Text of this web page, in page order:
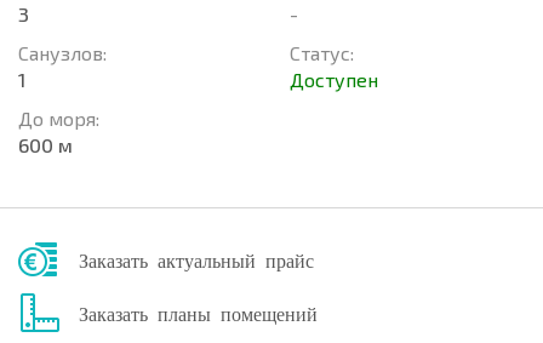
3
Санузлов:
1
До моря:
600 м
-
Статус:
Доступен
Заказать актуальный прайс
Заказать планы помещений